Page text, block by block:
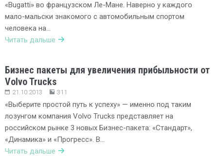
«Bugatti» во французском Ле-Мане. Наверно у каждого
мало-мальски знакомого с автомобильным спортом
человека на…
Читать дальше
Бизнес пакеты для увеличения прибыльности от
Volvo Trucks
21.10.2013 311
«Выберите простой путь к успеху» — именно под таким
лозунгом компания Volvo Trucks представляет на
российском рынке 3 новых Бизнес-пакета: «Стандарт»,
«Динамика» и «Прогресс». В…
Читать дальше